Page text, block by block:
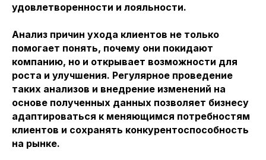
удовлетворенности и лояльности.
Анализ причин ухода клиентов не только
помогает понять, почему они покидают
компанию, но и открывает возможности для
роста и улучшения. Регулярное проведение
таких анализов и внедрение изменений на
основе полученных данных позволяет бизнесу
адаптироваться к меняющимся потребностям
клиентов и сохранять конкурентоспособность
на рынке.